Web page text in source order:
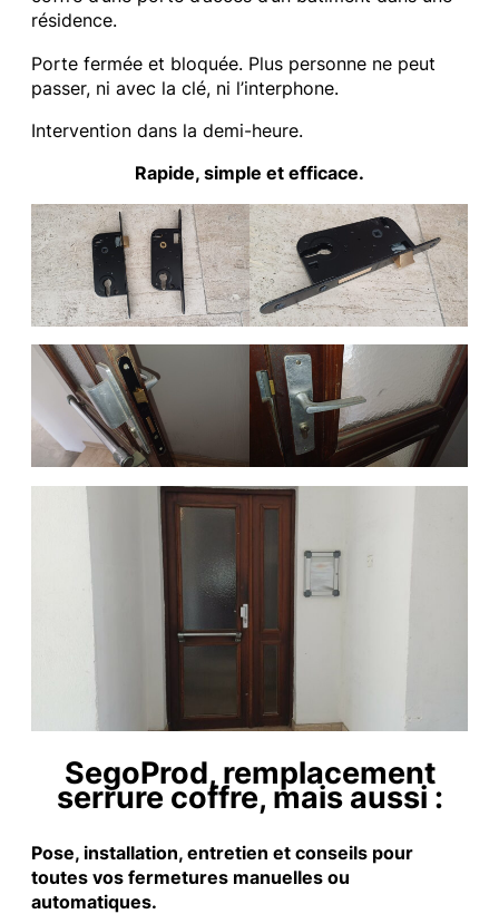
résidence.
Porte fermée et bloquée. Plus personne ne peut
passer, ni avec la clé, ni l’interphone.
Intervention dans la demi-heure.
Rapide, simple et efficace.
SegoProd, remplacement
serrure coffre, mais aussi :
Pose, installation, entretien et conseils pour
toutes vos fermetures manuelles ou
automatiques.